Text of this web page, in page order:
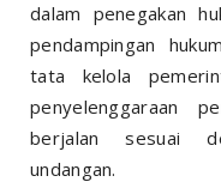
dalam penegakan
pendampingan
tata kelola
penyelenggaraan
berjalan sesuai
undangan.